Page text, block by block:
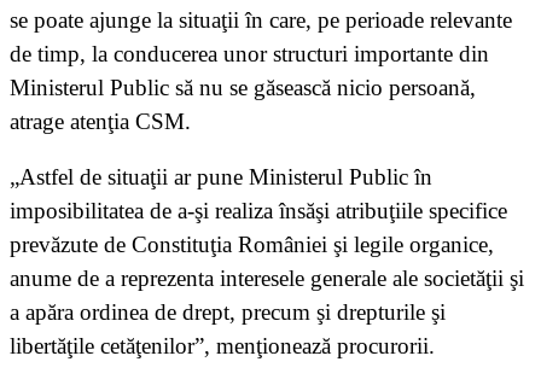
se poate ajunge la situaţii în care, pe perioade relevante
de timp, la conducerea unor structuri importante din
Ministerul Public să nu se găsească nicio persoană,
atrage atenţia CSM.
„Astfel de situaţii ar pune Ministerul Public în
imposibilitatea de a-şi realiza însăşi atribuţiile specifice
prevăzute de Constituţia României şi legile organice,
anume de a reprezenta interesele generale ale societăţii şi
a apăra ordinea de drept, precum şi drepturile şi
libertăţile cetăţenilor”, menţionează procurorii.